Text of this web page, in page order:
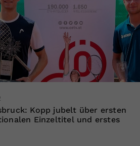
Kopp jubelt über ersten
Einzeltitel und erstes